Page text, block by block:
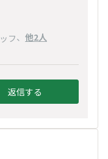
フ、 他2人
返信する